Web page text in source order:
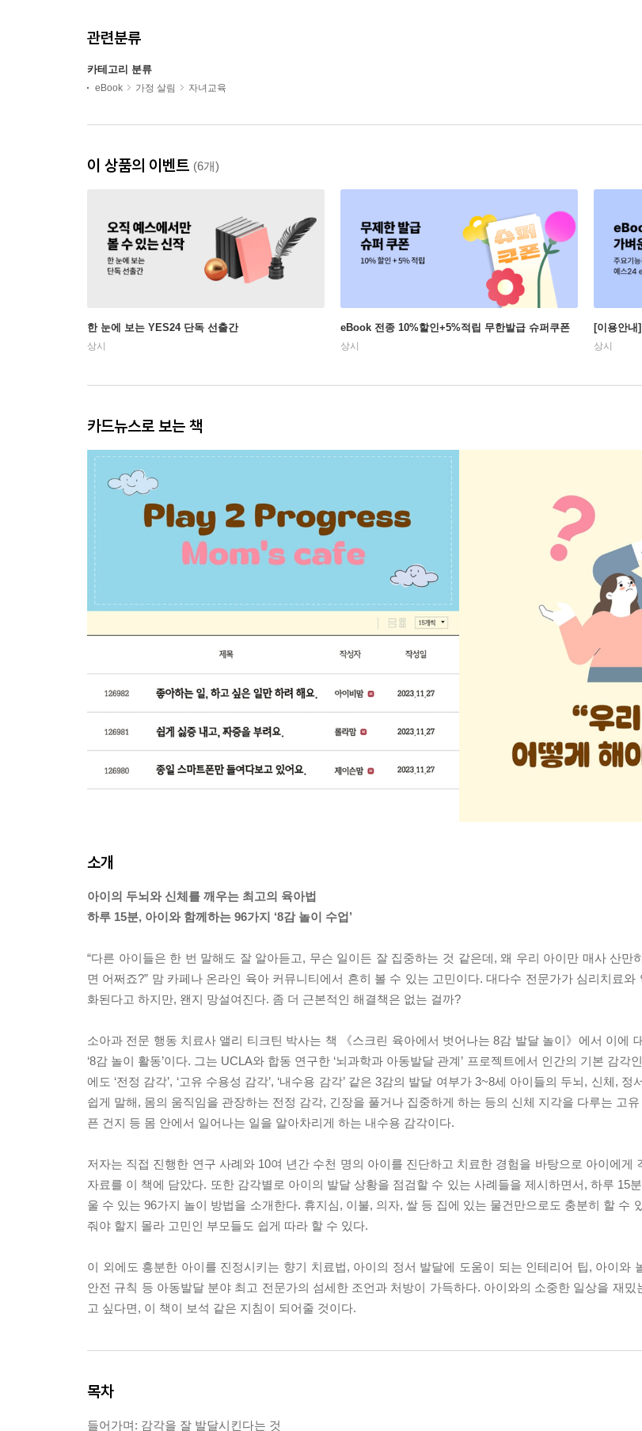
관련분류
카테고리 분류
eBook 가정 살림 자녀교육
이 상품의 이벤트 (6개)
한 눈에 보는 YES24 단독 선출간
상시
eBook 전종 10%할인+5%적립 무한발급 슈퍼쿠폰
상시
[이용안내
상시
카드뉴스로 보는 책
소개
아이의 두뇌와 신체를 깨우는 최고의 육아법
하루 15분, 아이와 함께하는 96가지 ‘8감 놀이 수업’
“다른 아이들은 한 번 말해도 잘 알아듣고, 무슨 일이든 잘 집중하는 것 같은데, 왜 우리 아이만 매사 산만
면 어쩌죠?” 맘 카페나 온라인 육아 커뮤니티에서 흔히 볼 수 있는 고민이다. 대다수 전문가가 심리치료
화된다고 하지만, 왠지 망설여진다. 좀 더 근본적인 해결책은 없는 걸까?
소아과 전문 행동 치료사 앨리 티크틴 박사는 책 《스크린 육아에서 벗어나는 8감 발달 놀이》에서 이에
‘8감 놀이 활동’이다. 그는 UCLA와 합동 연구한 ‘뇌과학과 아동발달 관계’ 프로젝트에서 인간의 기본 감각
에도 ‘전정 감각’, ‘고유 수용성 감각’, ‘내수용 감각’ 같은 3감의 발달 여부가 3~8세 아이들의 두뇌, 신체,
쉽게 말해, 몸의 움직임을 관장하는 전정 감각, 긴장을 풀거나 집중하게 하는 등의 신체 지각을 다루는 고
픈 건지 등 몸 안에서 일어나는 일을 알아차리게 하는 내수용 감각이다.
저자는 직접 진행한 연구 사례와 10여 년간 수천 명의 아이를 진단하고 치료한 경험을 바탕으로 아이에게
자료를 이 책에 담았다. 또한 감각별로 아이의 발달 상황을 점검할 수 있는 사례들을 제시하면서, 하루 15
울 수 있는 96가지 놀이 방법을 소개한다. 휴지심, 이불, 의자, 쌀 등 집에 있는 물건만으로도 충분히 할 수
줘야 할지 몰라 고민인 부모들도 쉽게 따라 할 수 있다.
이 외에도 흥분한 아이를 진정시키는 향기 치료법, 아이의 정서 발달에 도움이 되는 인테리어 팁, 아이와
안전 규칙 등 아동발달 분야 최고 전문가의 섬세한 조언과 처방이 가득하다. 아이와의 소중한 일상을 재
고 싶다면, 이 책이 보석 같은 지침이 되어줄 것이다.
목차
들어가며: 감각을 잘 발달시킨다는 것